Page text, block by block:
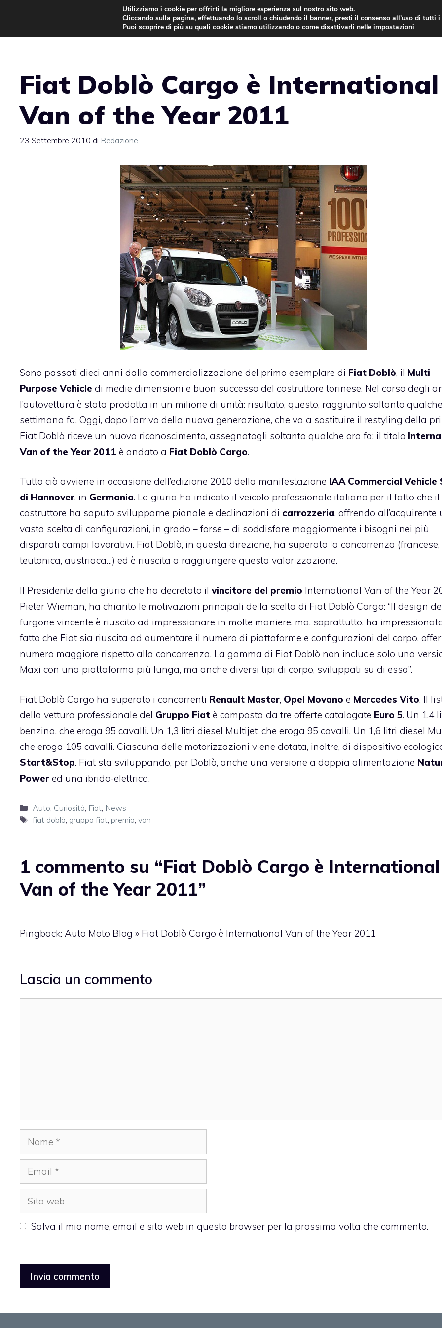
contenuto
AUTO NEWS
Fiat Doblò Cargo è International
Van of the Year 2011
23 Settembre 2010 di Redazione
Sono passati dieci anni dalla commercializzazione del primo esemplare di Fiat Doblò, il Multi
Purpose Vehicle di medie dimensioni e buon successo del costruttore torinese. Nel corso degli
l’autovettura è stata prodotta in un milione di unità: risultato, questo, raggiunto soltanto qualche
settimana fa. Oggi, dopo l’arrivo della nuova generazione, che va a sostituire il restyling della
Fiat Doblò riceve un nuovo riconoscimento, assegnatogli soltanto qualche ora fa: il titolo
Van of the Year 2011 è andato a Fiat Doblò Cargo.
Tutto ciò avviene in occasione dell’edizione 2010 della manifestazione IAA Commercial Vehicle
di Hannover, in Germania. La giuria ha indicato il veicolo professionale italiano per il fatto che il
costruttore ha saputo svilupparne pianale e declinazioni di carrozzeria, offrendo all’acquirente
vasta scelta di configurazioni, in grado – forse – di soddisfare maggiormente i bisogni nei più
disparati campi lavorativi. Fiat Doblò, in questa direzione, ha superato la concorrenza (francese,
teutonica, austriaca…) ed è riuscita a raggiungere questa valorizzazione.
Il Presidente della giuria che ha decretato il vincitore del premio International Van of the Year
Pieter Wieman, ha chiarito le motivazioni principali della scelta di Fiat Doblò Cargo: “Il design
furgone vincente è riuscito ad impressionare in molte maniere, ma, soprattutto, ha
fatto che Fiat sia riuscita ad aumentare il numero di piattaforme e configurazioni del corpo,
numero maggiore rispetto alla concorrenza. La gamma di Fiat Doblò non include solo una
Maxi con una piattaforma più lunga, ma anche diversi tipi di corpo, sviluppati su di essa”.
Fiat Doblò Cargo ha superato i concorrenti Renault Master, Opel Movano e Mercedes Vito. Il
della vettura professionale del Gruppo Fiat è composta da tre offerte catalogate Euro 5. Un 1,4
benzina, che eroga 95 cavalli. Un 1,3 litri diesel Multijet, che eroga 95 cavalli. Un 1,6 litri diesel
che eroga 105 cavalli. Ciascuna delle motorizzazioni viene dotata, inoltre, di dispositivo
Start&Stop. Fiat sta sviluppando, per Doblò, anche una versione a doppia alimentazione
Power ed una ibrido-elettrica.
Categorie
Auto, Curiosità, Fiat, News
Tag
fiat doblò, gruppo fiat, premio, van
1 commento su “Fiat Doblò Cargo è International
Van of the Year 2011”
Pingback: Auto Moto Blog » Fiat Doblò Cargo è International Van of the Year 2011
Lascia un commento
Nome
Email
Sito
web
Salva il mio nome, email e sito web in questo browser per la prossima volta che commento.
Utilizziamo i cookie per offrirti la migliore esperienza sul nostro sito web.
Cliccando sulla pagina, effettuando lo scroll o chiudendo il banner, presti il consenso all’uso di tutti i
Puoi scoprire di più su quali cookie stiamo utilizzando o come disattivarli nelleimpostazioni